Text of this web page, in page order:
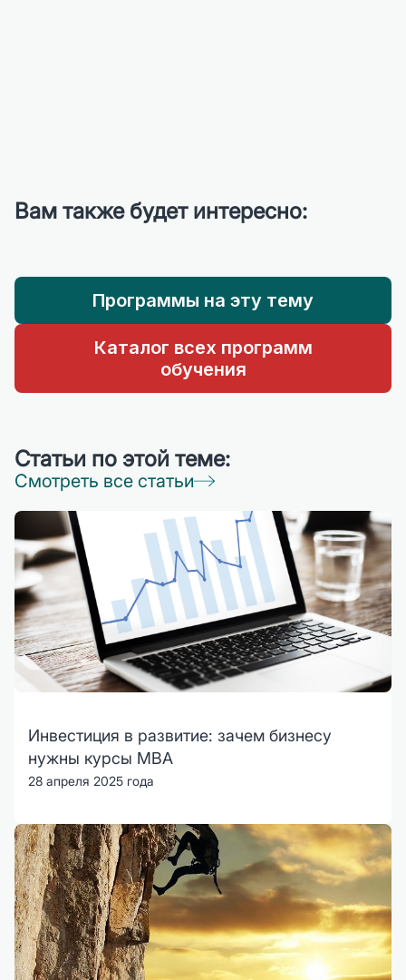
Вам также будет интересно:
Программы на эту тему
Каталог всех программ
обучения
Статьи по этой теме:
Смотреть все статьи
Инвестиция в развитие: зачем бизнесу
нужны курсы MBA
28 апреля 2025 года